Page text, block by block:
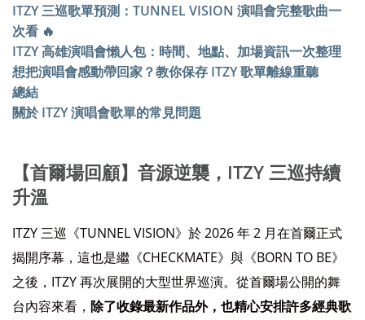
ITZY 三巡歌單預測：TUNNEL VISION 演唱會完整歌曲一
次看 🔥
ITZY 高雄演唱會懶人包：時間、地點、加場資訊一次整理
想把演唱會感動帶回家？教你保存 ITZY 歌單離線重聽
總結
關於 ITZY 演唱會歌單的常見問題
【首爾場回顧】音源逆襲，ITZY 三巡持續
升溫
ITZY 三巡《TUNNEL VISION》於 2026 年 2 月在首爾正式
揭開序幕，這也是繼《CHECKMATE》與《BORN TO BE》
之後，ITZY 再次展開的大型世界巡演。從首爾場公開的舞
台內容來看， 除了收錄最新作品外，也精心安排許多經典歌